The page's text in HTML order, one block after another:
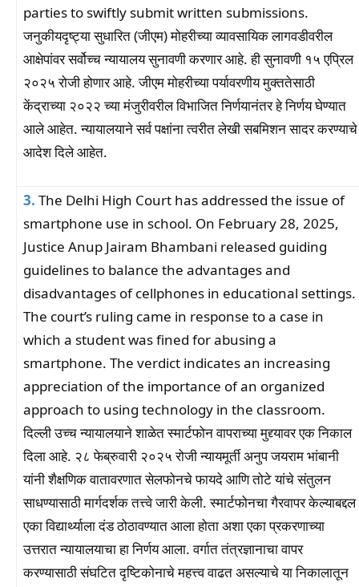
parties to swiftly submit written submissions.
जनुकीयदृष्ट्या सुधारित (जीएम) मोहरीच्या व्यावसायिक लागवडीवरील
आक्षेपांवर सर्वोच्च न्यायालय सुनावणी करणार आहे. ही सुनावणी १५ एप्रिल
२०२५ रोजी होणार आहे. जीएम मोहरीच्या पर्यावरणीय मुक्ततेसाठी
केंद्राच्या २०२२ च्या मंजुरीवरील विभाजित निर्णयानंतर हे निर्णय घेण्यात
आले आहेत. न्यायालयाने सर्व पक्षांना त्वरीत लेखी सबमिशन सादर करण्याचे
आदेश दिले आहेत.
3. The Delhi High Court has addressed the issue of
smartphone use in school. On February 28, 2025,
Justice Anup Jairam Bhambani released guiding
guidelines to balance the advantages and
disadvantages of cellphones in educational settings.
The court’s ruling came in response to a case in
which a student was fined for abusing a
smartphone. The verdict indicates an increasing
appreciation of the importance of an organized
approach to using technology in the classroom.
दिल्ली उच्च न्यायालयाने शाळेत स्मार्टफोन वापराच्या मुद्द्यावर एक निकाल
दिला आहे. २८ फेब्रुवारी २०२५ रोजी न्यायमूर्ती अनुप जयराम भांबानी
यांनी शैक्षणिक वातावरणात सेलफोनचे फायदे आणि तोटे यांचे संतुलन
साधण्यासाठी मार्गदर्शक तत्त्वे जारी केली. स्मार्टफोनचा गैरवापर केल्याबद्दल
एका विद्यार्थ्याला दंड ठोठावण्यात आला होता अशा एका प्रकरणाच्या
उत्तरात न्यायालयाचा हा निर्णय आला. वर्गात तंत्रज्ञानाचा वापर
करण्यासाठी संघटित दृष्टिकोनाचे महत्त्व वाढत असल्याचे या निकालातून